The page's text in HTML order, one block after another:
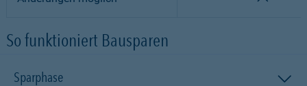
So funktioniert Bausparen
Sparphase